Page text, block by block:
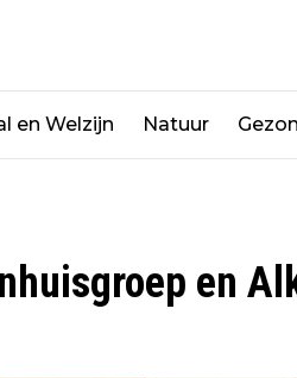
en Welzijn Natuur
en